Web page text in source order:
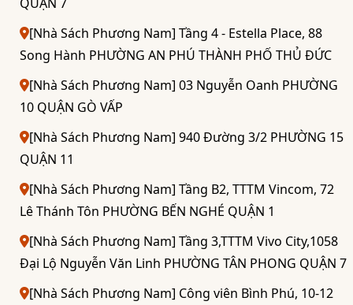
[Nhà Sách Phương Nam] Tầng 4 - Estella Place, 88
Song Hành PHƯỜNG AN PHÚ THÀNH PHỐ THỦ ĐỨC
[Nhà Sách Phương Nam] 03 Nguyễn Oanh PHƯỜNG
10 QUẬN GÒ VẤP
[Nhà Sách Phương Nam] 940 Đường 3/2 PHƯỜNG 15
QUẬN 11
[Nhà Sách Phương Nam] Tầng B2, TTTM Vincom, 72
Lê Thánh Tôn PHƯỜNG BẾN NGHÉ QUẬN 1
[Nhà Sách Phương Nam] Tầng 3,TTTM Vivo City,1058
Đại Lộ Nguyễn Văn Linh PHƯỜNG TÂN PHONG QUẬN 7
[Nhà Sách Phương Nam] Công viên Bình Phú, 10-12